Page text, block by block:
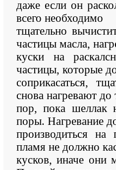
даже если он
всего необходимо
тщательно
частицы масла,
куски на
частицы, которые
соприкасаться,
снова нагревают до
пор, пока шеллак
поры. Нагревание
производиться на
пламя не должно
кусков, иначе они